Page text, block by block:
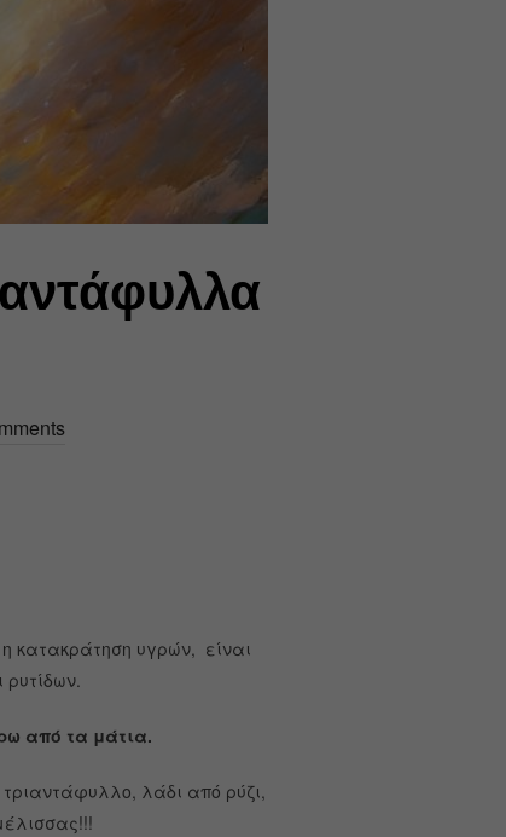
κατακράτηση υγρών, είναι
από τα μάτια.
λάδι από ρύζι,